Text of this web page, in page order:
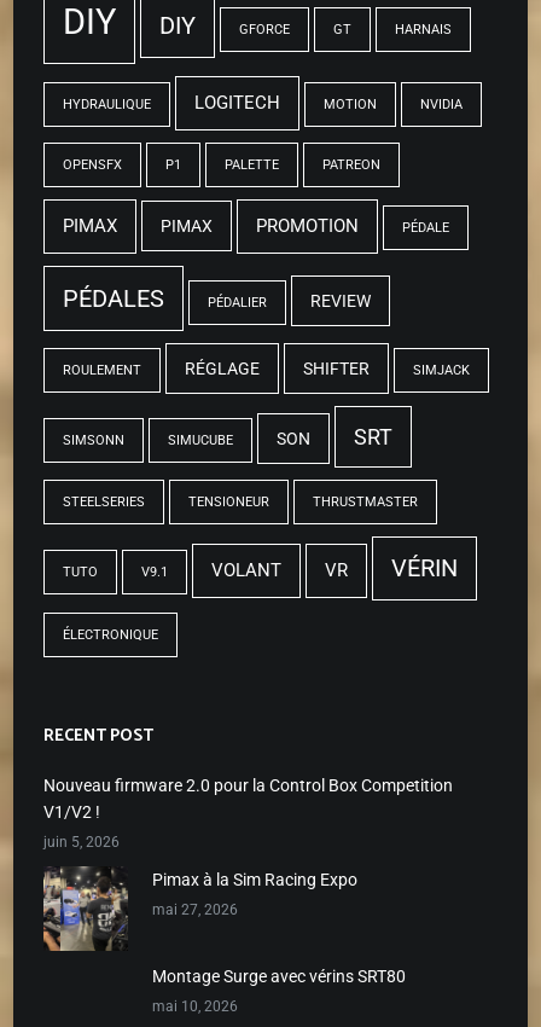
DIY DIY GFORCE GT HARNAIS
HYDRAULIQUE LOGITECH MOTION NVIDIA
OPENSFX P1 PALETTE PATREON
PIMAX PIMAX PROMOTION PÉDALE
PÉDALES PÉDALIER REVIEW
ROULEMENT RÉGLAGE SHIFTER SIMJACK
SIMSONN SIMUCUBE SON SRT
STEELSERIES TENSIONEUR THRUSTMASTER
TUTO V9.1 VOLANT VR VÉRIN
ÉLECTRONIQUE
RECENT POST
Nouveau firmware 2.0 pour la Control Box Competition
V1/V2 !
juin 5, 2026
Pimax à la Sim Racing Expo
mai 27, 2026
Montage Surge avec vérins SRT80
mai 10, 2026